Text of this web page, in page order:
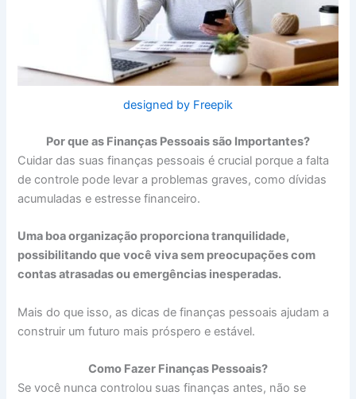
designed by Freepik
Por que as Finanças Pessoais são Importantes?
Cuidar das suas finanças pessoais é crucial porque a falta
de controle pode levar a problemas graves, como dívidas
acumuladas e estresse financeiro.
Uma boa organização proporciona tranquilidade,
possibilitando que você viva sem preocupações com
contas atrasadas ou emergências inesperadas.
Mais do que isso, as dicas de finanças pessoais ajudam a
construir um futuro mais próspero e estável.
Como Fazer Finanças Pessoais?
Se você nunca controlou suas finanças antes, não se